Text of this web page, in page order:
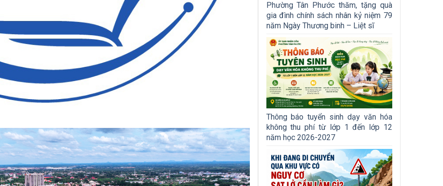
Phường Tân Phước thăm, tặng quà
gia đình chính sách nhân kỷ niệm 79
năm Ngày Thương binh – Liệt sĩ
Thông báo tuyển sinh dạy văn hóa
không thu phí từ lớp 1 đến lớp 12
năm học 2026-2027